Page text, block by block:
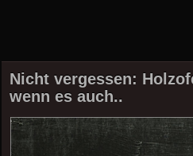
Nicht vergessen:
wenn es auch..